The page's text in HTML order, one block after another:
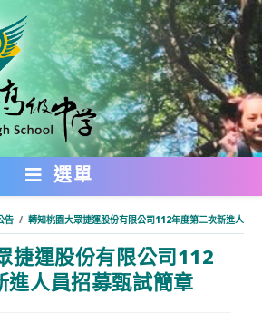
選單
告 / 轉知桃園大眾捷運股份有限公司112年度第二次新進人員
捷運股份有限公司112
進人員招募甄試簡章